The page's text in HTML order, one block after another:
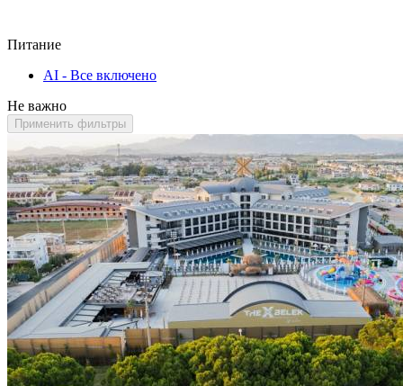
Питание
AI - Все включено
Не важно
Применить фильтры